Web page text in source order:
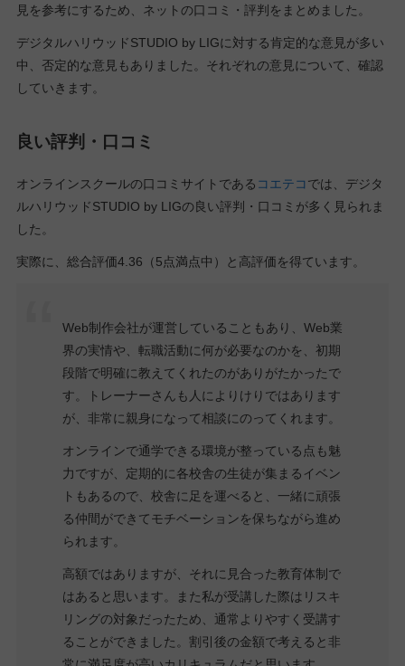
見を参考にするため、ネットの口コミ・評判をまとめました。
デジタルハリウッドSTUDIO by LIGに対する肯定的な意見が多い
中、否定的な意見もありました。それぞれの意見について、確認
していきます。
良い評判・口コミ
オンラインスクールの口コミサイトである コエテコでは、デジタ
ルハリウッドSTUDIO by LIGの良い評判・口コミが多く見られま
した。
実際に、総合評価4.36（5点満点中）と高評価を得ています。
Web制作会社が運営していることもあり、Web業
界の実情や、転職活動に何が必要なのかを、初期
段階で明確に教えてくれたのがありがたかったで
す。トレーナーさんも人によりけりではあります
が、非常に親身になって相談にのってくれます。
オンラインで通学できる環境が整っている点も魅
力ですが、定期的に各校舎の生徒が集まるイベン
トもあるので、校舎に足を運べると、一緒に頑張
る仲間ができてモチベーションを保ちながら進め
られます。
高額ではありますが、それに見合った教育体制で
はあると思います。また私が受講した際はリスキ
リングの対象だったため、通常よりやすく受講す
ることができました。割引後の金額で考えると非